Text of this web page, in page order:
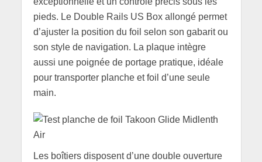
pieds. Le Double Rails US Box allongé permet
d’ajuster la position du foil selon son gabarit ou
son style de navigation. La plaque intègre
aussi une poignée de portage pratique, idéale
pour transporter planche et foil d’une seule
main.
Les boîtiers disposent d’une double ouverture